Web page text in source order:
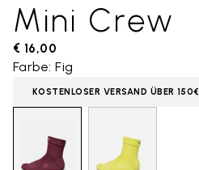
Mini Crew
€ 16,00
Farbe: Fig
KOSTENLOSER VERSAND ÜBER 150€